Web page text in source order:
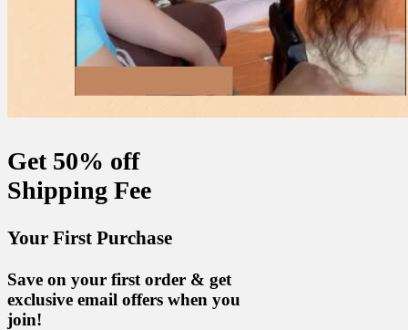
Get 50% off
Shipping Fee
Your First Purchase
Save on your first order & get
exclusive email offers when you
join!